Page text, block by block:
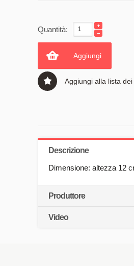
Quantità:
Aggiungi
Aggiungi alla lista
Descrizione
Dimensione: altezza 12
Produttore
Video